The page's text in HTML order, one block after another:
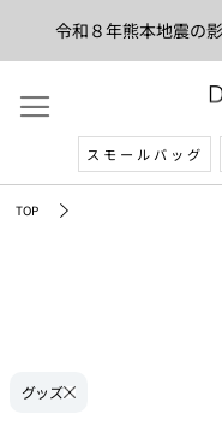
令和８年熊本地震の
スモールバッグ
TOP
グッズ